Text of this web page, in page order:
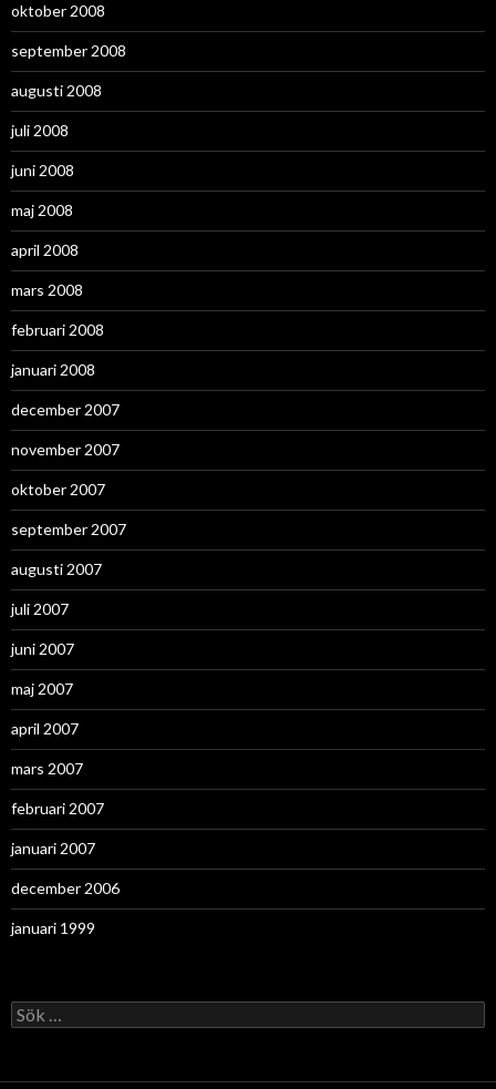
oktober 2008
september 2008
augusti 2008
juli 2008
juni 2008
maj 2008
april 2008
mars 2008
februari 2008
januari 2008
december 2007
november 2007
oktober 2007
september 2007
augusti 2007
juli 2007
juni 2007
maj 2007
april 2007
mars 2007
februari 2007
januari 2007
december 2006
januari 1999
Sök
efter: